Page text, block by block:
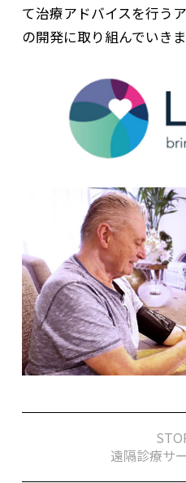
て治療アドバイスを行う
の開発に取り組んでいきま
遠隔診療サ